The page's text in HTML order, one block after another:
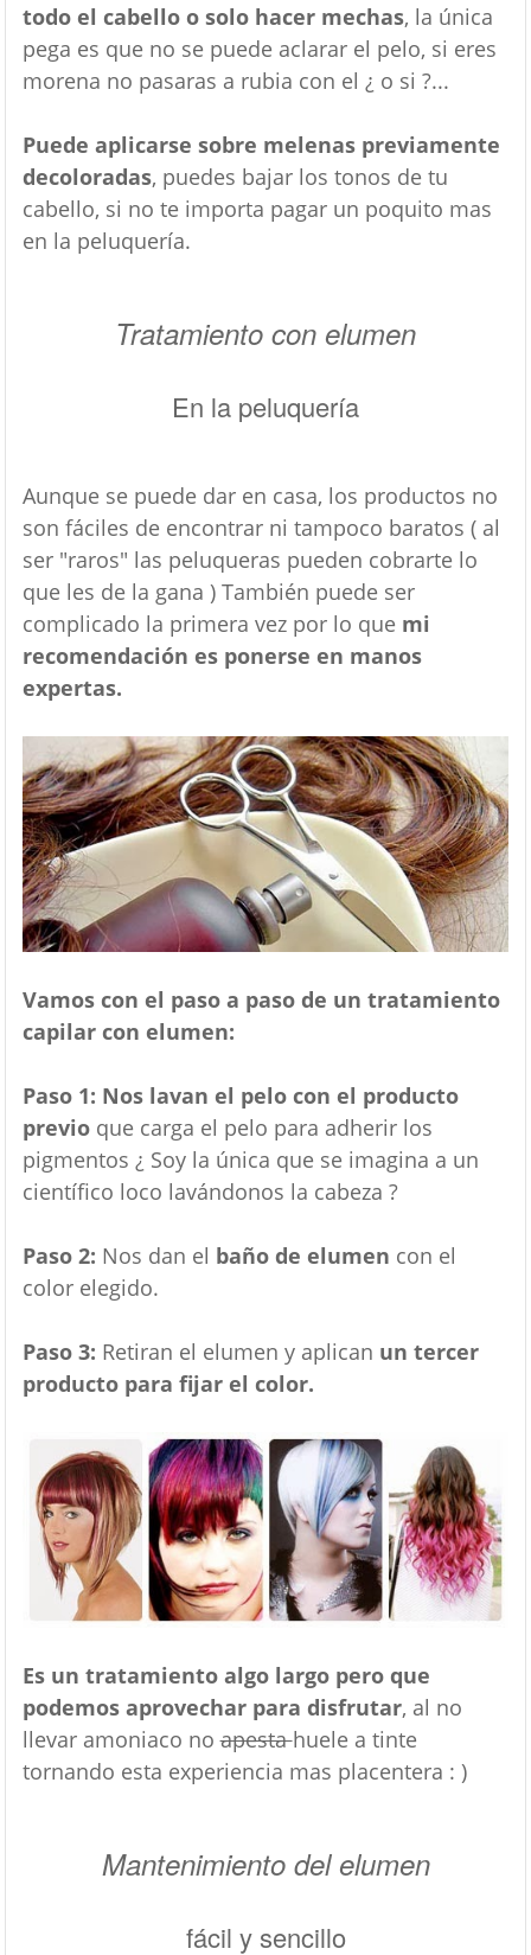
todo el cabello o solo hacer mechas, la única
pega es que no se puede aclarar el pelo, si eres
morena no pasaras a rubia con el ¿ o si ?...
Puede aplicarse sobre melenas previamente
decoloradas, puedes bajar los tonos de tu
cabello, si no te importa pagar un poquito mas
en la peluquería.
Tratamiento con elumen
En la peluquería
Aunque se puede dar en casa, los productos no
son fáciles de encontrar ni tampoco baratos ( al
ser "raros" las peluqueras pueden cobrarte lo
que les de la gana ) También puede ser
complicado la primera vez por lo que mi
recomendación es ponerse en manos
expertas.
Vamos con el paso a paso de un tratamiento
capilar con elumen:
Paso 1: Nos lavan el pelo con el producto
previoque carga el pelo para adherir los
pigmentos ¿ Soy la única que se imagina a un
científico loco lavándonos la cabeza ?
Paso 2: Nos dan el baño de elumen con el
color elegido.
Paso 3: Retiran el elumen y aplican un tercer
producto para fijar el color.
Es un tratamiento algo largo pero que
podemos aprovechar para disfrutar, al no
llevar amoniaco noapestahuele a tinte
tornando esta experiencia mas placentera : )
Mantenimiento del elumen
fácil y sencillo